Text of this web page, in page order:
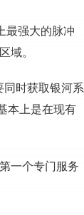
最强大的脉冲
域。
同时获取银河系
本上是在现有
一个专门服务